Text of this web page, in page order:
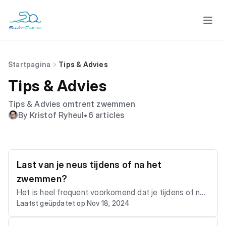
Startpagina Tips & Advies
Tips & Advies
Tips & Advies omtrent zwemmen
By Kristof Ryheul• 6 articles
Last van je neus tijdens of na het
zwemmen?
Het is heel frequent voorkomend dat je tijdens of na
het zwemmen last krijgt van een lopende neus, verst
opte neus, niezen of andere klachten. - physiomer - o
Laatst geüpdatet op Nov 18, 2024